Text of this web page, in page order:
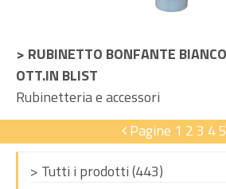
> RUBINETTO BONFANTE
OTT.IN BLIST
Rubinetteria e accessori
Pagine 1 2 3 45
> Tutti i prodotti (443)